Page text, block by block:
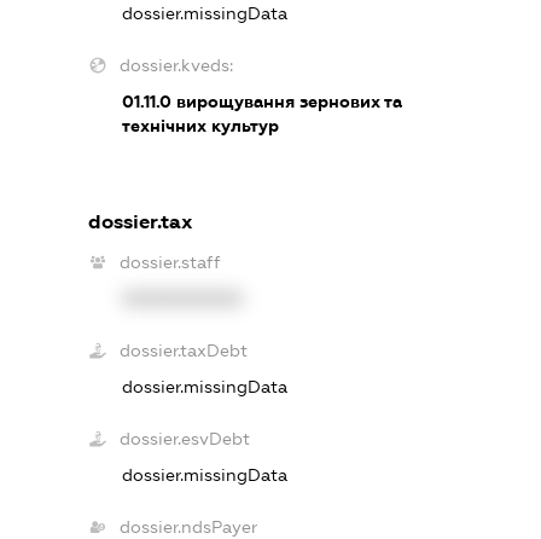
dossier.missingData
dossier.kveds:
01.11.0 вирощування зернових та
технічних культур
dossier.tax
dossier.staff
dossier.taxDebt
dossier.missingData
dossier.esvDebt
dossier.missingData
dossier.ndsPayer